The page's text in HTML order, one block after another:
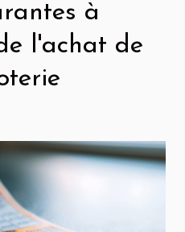
à
l'achat de